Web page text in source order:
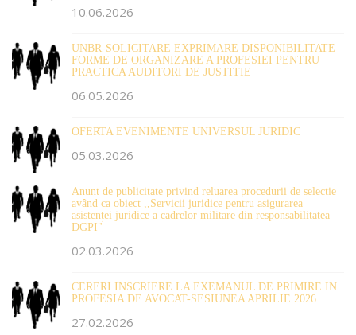
10.06.2026
UNBR-SOLICITARE EXPRIMARE DISPONIBILITATE
FORME DE ORGANIZARE A PROFESIEI PENTRU
PRACTICA AUDITORI DE JUSTITIE
06.05.2026
OFERTA EVENIMENTE UNIVERSUL JURIDIC
05.03.2026
Anunt de publicitate privind reluarea procedurii de selectie
având ca obiect ,,Servicii juridice pentru asigurarea
asistenței juridice a cadrelor militare din responsabilitatea
DGPI"
02.03.2026
CERERI INSCRIERE LA EXEMANUL DE PRIMIRE IN
PROFESIA DE AVOCAT-SESIUNEA APRILIE 2026
27.02.2026